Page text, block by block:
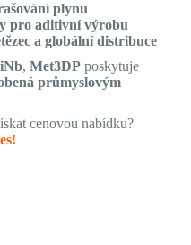
plynu
pro aditivní výrobu
a globální distribuce
, Met3DPposkytuje
průmyslovým
cenovou nabídku?